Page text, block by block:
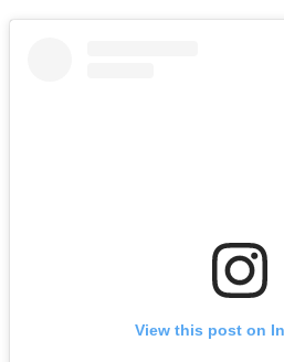
View this post on